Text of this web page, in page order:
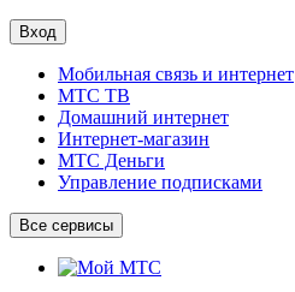
Вход
Мобильная связь и интернет
МТС ТВ
Домашний интернет
Интернет-магазин
МТС Деньги
Управление подписками
Все сервисы